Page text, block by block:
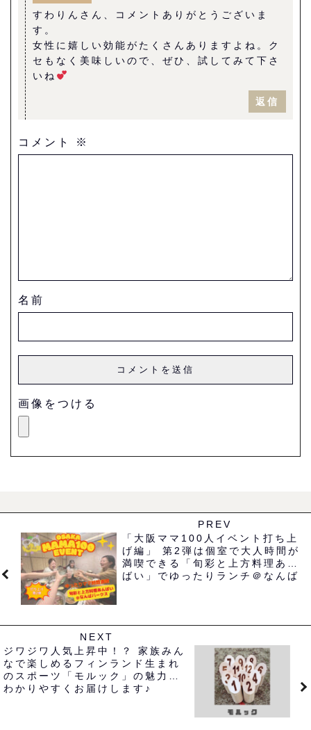
すわりんさん、コメントありがとうございま
す。
女性に嬉しい効能がたくさんありますよね。ク
セもなく美味しいので、ぜひ、試してみて下さ
いね
返信
コメント ※
名前
画像をつける
NEXT
ジワジワ人気上昇中！？ 家族みん
なで楽しめるフィンランド生まれ
のスポーツ「モルック」の魅力を
わかりやすくお届けします♪
PREV
「大阪ママ100人イベント打ち上
げ編」 第2弾は個室で大人時間が
満喫できる「旬彩と上方料理あん
ばい」でゆったりランチ＠なんば